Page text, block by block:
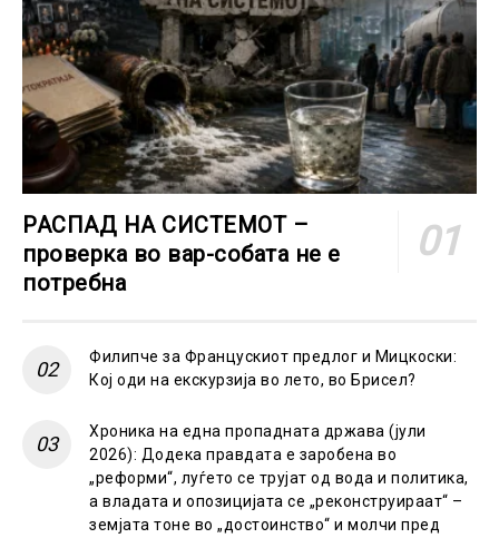
РАСПАД НА СИСТЕМОТ –
проверка во вар-собата не е
потребна
Филипче за Францускиот предлог и Мицкоски:
Кој оди на екскурзија во лето, во Брисел?
Хроника на една пропадната држава (јули
2026): Додека правдата е заробена во
„реформи“, луѓето се трујат од вода и политика,
а владата и опозицијата се „реконструираат“ –
земјата тоне во „достоинство“ и молчи пред